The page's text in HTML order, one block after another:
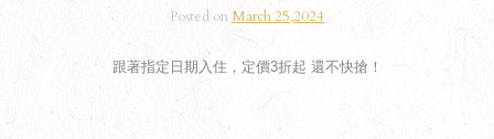
Posted on March 25,2024
跟著指定日期入住，定價3折起 還不快搶！